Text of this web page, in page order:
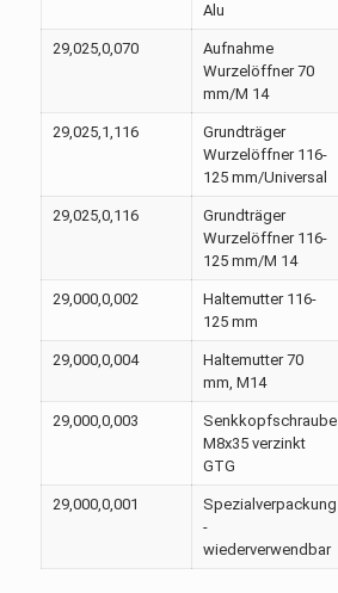
Alu
29,025,0,070
Aufnahme
Wurzelöffner 70
mm/M 14
29,025,1,116
Grundträger
Wurzelöffner 116-
125 mm/Universal
29,025,0,116
Grundträger
Wurzelöffner 116-
125 mm/M 14
29,000,0,002
Haltemutter 116-
125 mm
29,000,0,004
Haltemutter 70
mm, M14
29,000,0,003
Senkkopfschraube
M8x35 verzinkt
GTG
29,000,0,001
Spezialverpackung
-
wiederverwendbar